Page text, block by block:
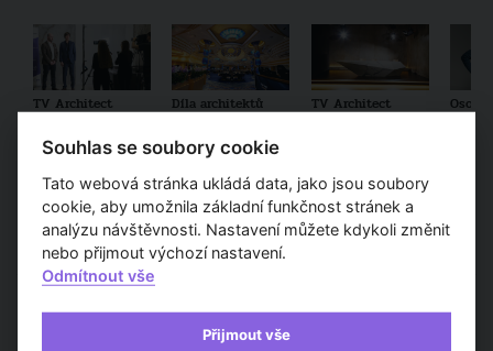
TV Architect
v regionech
Díla architektů
a designérů
TV Architect
představuje...
Partneři
Souhlas se soubory cookie
Tato webová stránka ukládá data, jako jsou soubory
cookie, aby umožnila základní funkčnost stránek a
analýzu návštěvnosti. Nastavení můžete kdykoli změnit
nebo přijmout výchozí nastavení.
Odmítnout vše
Přijmout vše